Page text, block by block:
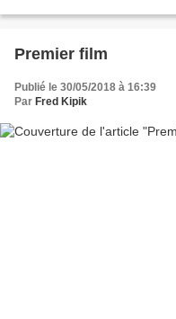
Premier film
Publié le 30/05/2018 à 16:39
Par Fred Kipik